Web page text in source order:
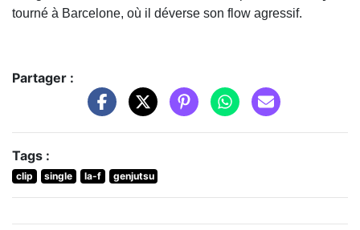
tourné à Barcelone, où il déverse son flow agressif.
Partager :
Tags :
clip single la-f genjutsu